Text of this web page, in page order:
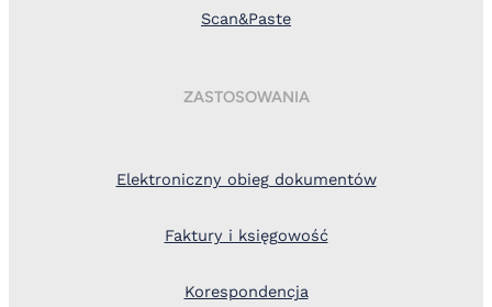
Scan&Paste
ZASTOSOWANIA
Elektroniczny obieg dokumentów
Faktury i księgowość
Korespondencja